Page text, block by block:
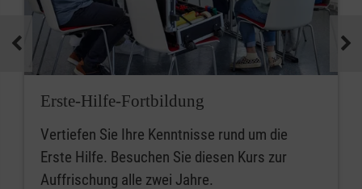
Erste-Hilfe-Fortbildung
Vertiefen Sie Ihre Kenntnisse rund um die
Erste Hilfe. Besuchen Sie diesen Kurs zur
Auffrischung alle zwei Jahre.